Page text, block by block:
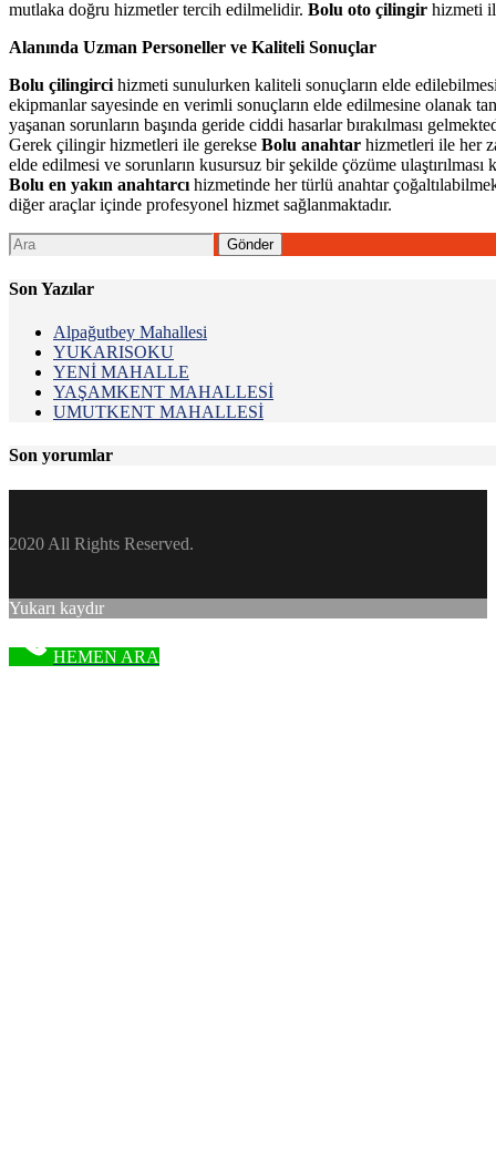
mutlaka doğru hizmetler tercih edilmelidir. Bolu oto çilingir hizmeti
Alanında Uzman Personeller ve Kaliteli Sonuçlar
Bolu çilingirci hizmeti sunulurken kaliteli sonuçların elde
ekipmanlar sayesinde en verimli sonuçların elde edilmesine olanak
yaşanan sorunların başında geride ciddi hasarlar bırakılması
Gerek çilingir hizmetleri ile gerekse Bolu anahtar hizmetleri ile her
elde edilmesi ve sorunların kusursuz bir şekilde çözüme ulaştırılması
Bolu en yakın anahtarcı hizmetinde her türlü anahtar
diğer araçlar içinde profesyonel hizmet sağlanmaktadır.
Son Yazılar
Alpağutbey Mahallesi
YUKARISOKU
YENİ MAHALLE
YAŞAMKENT MAHALLESİ
UMUTKENT MAHALLESİ
Son yorumlar
2020 All Rights Reserved.
Yukarı kaydır
HEMEN ARA